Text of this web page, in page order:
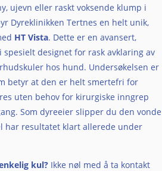
ujevn eller raskt voksende klump i
Dyreklinikken Tertnes en helt unik,
HT Vista. Dette er en avansert,
designet for rask avklaring av
hos hund. Undersøkelsen er
betyr at den er helt smertefri for
uten behov for kirurgiske inngrep
Som dyreeier slipper du den vonde
har resultatet klart allerede under
kul? Ikke nøl med å ta kontakt